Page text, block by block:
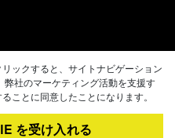
ックすると、サイトナビゲーション
弊社のマーケティング活動を支援す
ことに同意したことになります。
を受け入れる